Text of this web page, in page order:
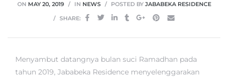
ON MAY 20, 2019 IN NEWS POSTED BY JABABEKA RESIDENCE
SHARE:
Menyambut datangnya bulan suci Ramadhan pada
tahun 2019, Jababeka Residence menyelenggarakan